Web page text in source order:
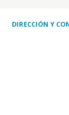
DIRECCIÓN Y